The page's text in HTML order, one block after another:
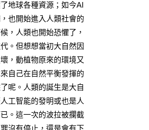
地球各種資源；如今AI
也開始進入人類社會的
，人類也開始恐懼了，
。但想想當初大自然因
，動植物原來的環境又
自己在自然平衡發揮的
呢。人類的誕生是大自
工智能的發明或也是人
。這一次的波拉被攔截
沒有停止，還是會有下